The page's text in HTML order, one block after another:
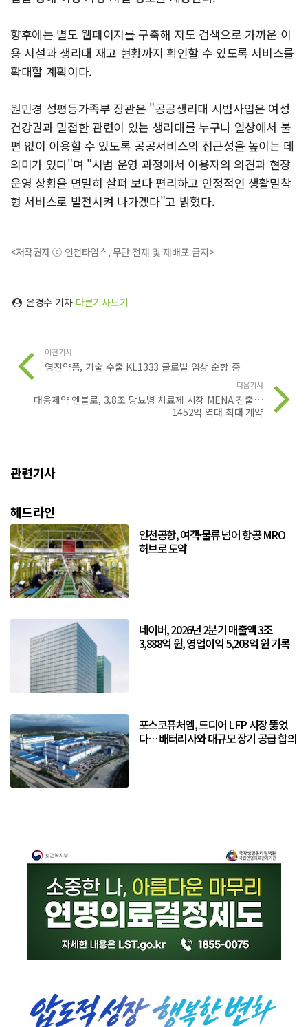
향후에는 별도 웹페이지를 구축해 지도 검색으로 가까운 이
용 시설과 생리대 재고 현황까지 확인할 수 있도록 서비스를
확대할 계획이다.
원민경 성평등가족부 장관은 "공공생리대 시범사업은 여성
건강권과 밀접한 관련이 있는 생리대를 누구나 일상에서 불
편 없이 이용할 수 있도록 공공서비스의 접근성을 높이는 데
의미가 있다"며 "시범 운영 과정에서 이용자의 의견과 현장
운영 상황을 면밀히 살펴 보다 편리하고 안정적인 생활밀착
형 서비스로 발전시켜 나가겠다"고 밝혔다.
<저작권자 ⓒ 인천타임스, 무단 전재 및 재배포 금지>
윤경수 기자 다른기사보기
이전기사
영진약품, 기술 수출 KL1333 글로벌 임상 순항 중
다음기사
대웅제약 엔블로, 3.8조 당뇨병 치료제 시장 MENA 진출…
1452억 역대 최대 계약
관련기사
헤드라인
인천공항, 여객·물류 넘어 항공 MRO
허브로 도약
네이버, 2026년 2분기 매출액 3조
3,888억 원, 영업이익 5,203억 원 기록
포스코퓨처엠, 드디어 LFP 시장 뚫었
다… 배터리사와 대규모 장기 공급 합의